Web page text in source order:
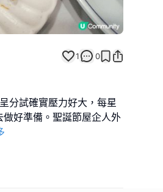
1 0
分試確實壓力好大，每星
好準備。聖誕節屋企人外